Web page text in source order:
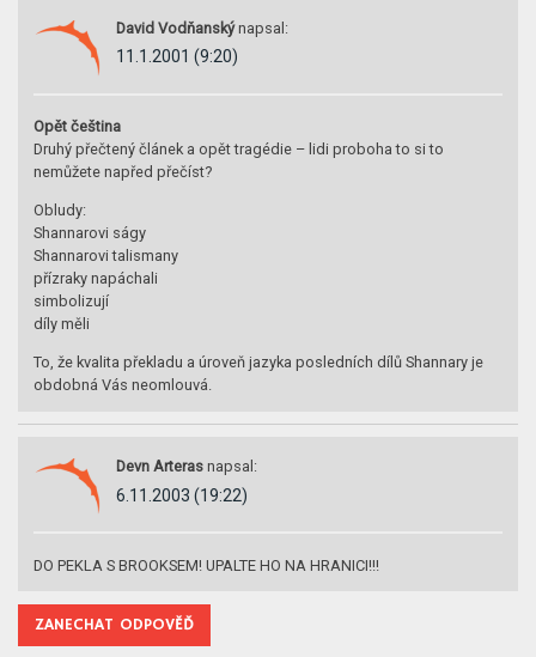
David Vodňanský napsal:
11.1.2001 (9:20)
Opět čeština
Druhý přečtený článek a opět tragédie – lidi proboha to si to
nemůžete napřed přečíst?
Obludy:
Shannarovi ságy
Shannarovi talismany
přízraky napáchali
simbolizují
díly měli
To, že kvalita překladu a úroveň jazyka posledních dílů Shannary je
obdobná Vás neomlouvá.
Devn Arteras napsal:
6.11.2003 (19:22)
DO PEKLA S BROOKSEM! UPALTE HO NA HRANICI!!!
ZANECHAT ODPOVĚĎ